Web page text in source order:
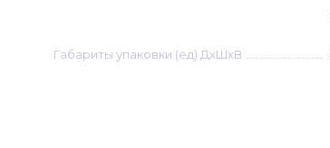
Габариты упаковки (ед) ДхШхВ